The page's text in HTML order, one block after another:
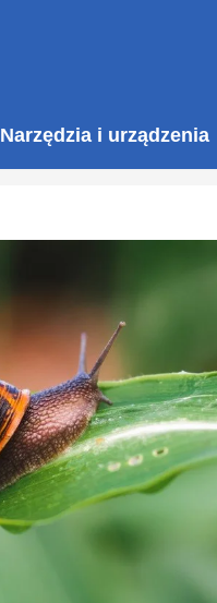
Narzędzia i urządzenia